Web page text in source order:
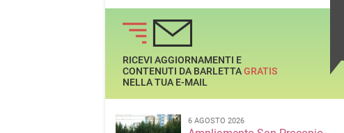
RICEVI AGGIORNAMENTI E
CONTENUTI DA BARLETTAGRATIS
NELLA TUA E-MAIL
6 AGOSTO 2026